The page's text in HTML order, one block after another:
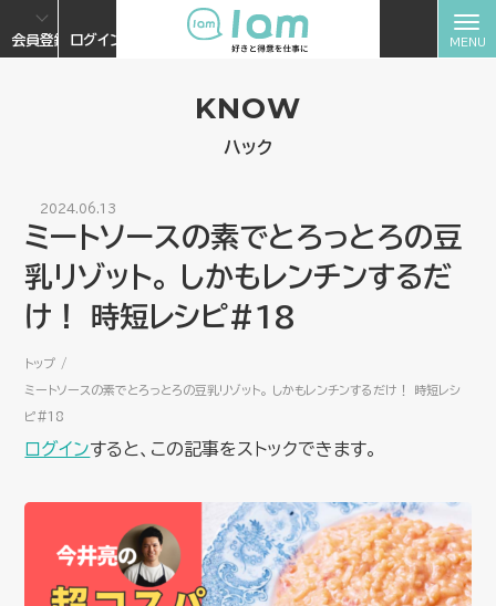
会員登録 ログイン
KNOW
ハック
2024.06.13
ミートソースの素でとろっとろの豆
乳リゾット。 しかもレンチンするだ
け！ 時短レシピ#18
トップ
ミートソースの素でとろっとろの豆乳リゾット。 しかもレンチンするだけ！ 時短レシ
ピ#18
ログインすると、この記事をストックできます。